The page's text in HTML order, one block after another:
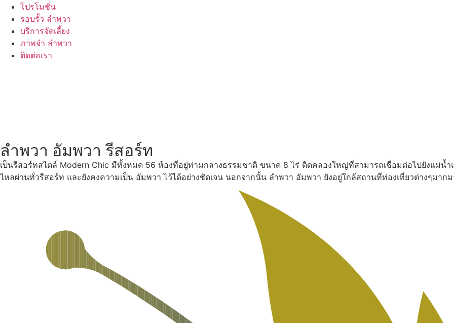
โปรโมชั่น
รอบรั้ว ลำพวา
บริการจัดเลี้ยง
ภาพจำ ลำพวา
ติดต่อเรา
ลำพวา อัมพวา รีสอร์ท
เป็นรีสอร์ทสไตล์ Modern Chic มีทั้งหมด 56 ห้องที่อยู่ท่ามกลางธรรมชาติ ขนาด 8 ไร่ ติดคลองใหญ่ที่สามารถเชื่อมต่อไปยังแม่น้
ไหลผ่านทั่วรีสอร์ท และยังคงความเป็น อัมพวา ไว้ได้อย่างชัดเจน นอกจากนั้น ลำพวา อัมพวา ยังอยู่ใกล้สถานที่ท่องเที่ยวต่างๆมาก